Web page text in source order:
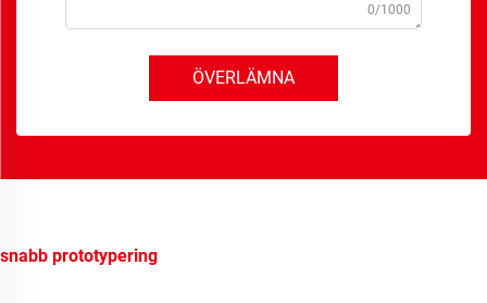
0/1000
ÖVERLÄMNA
snabb prototypering